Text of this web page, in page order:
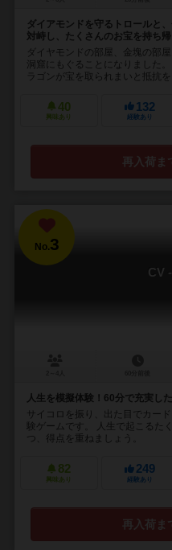
ダイアモンドを守るトロールと
対峙し、たくさんのお宝を持ち帰
ダイヤモンドの部屋、金塊の部
洞窟にもぐることになりました
ラゴンが宝を取られまいと抵抗
40
興味あり
132
経験あり
再入荷ま
No.3
CV
人生を模擬体験！60分で充実し
サイコロを振り、出た目でカー
験ゲームです。 人生で起こるた
つ、得点を重ねましょう。
82
興味あり
249
経験あり
再入荷ま